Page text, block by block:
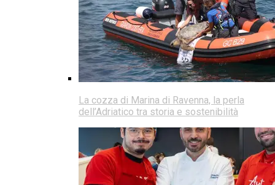
La cozza di Marina di Ravenna, la perla
dell’Adriatico tra storia e sostenibilità